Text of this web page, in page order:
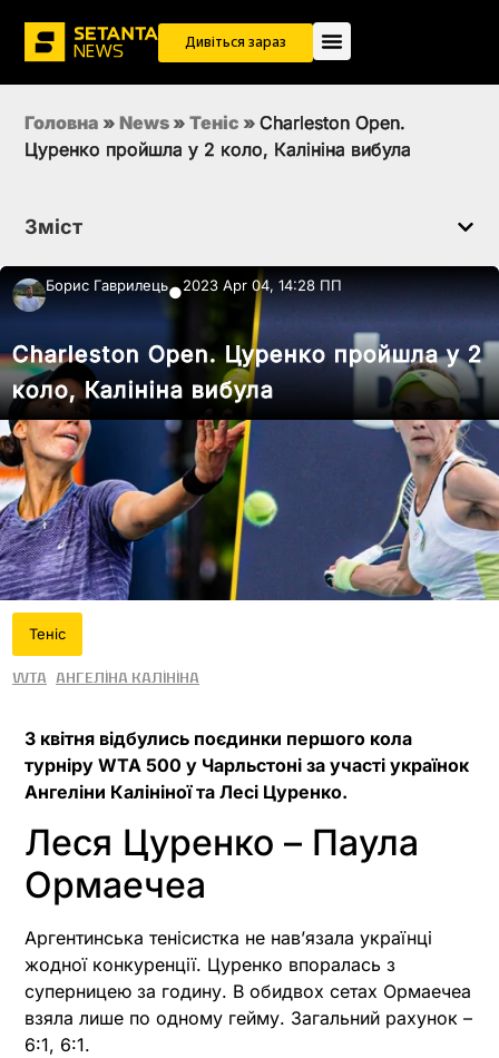
Дивіться зараз
Головна » News » Теніс » Charleston Open.
Цуренко пройшла у 2 коло, Калініна вибула
Зміст
Борис Гаврилець●2023 Apr 04, 14:28 ПП
Charleston Open. Цуренко пройшла у 2
коло, Калініна вибула
Теніс
WTA Ангеліна Калініна
3 квітня відбулись поєдинки першого кола
турніру WTA 500 у Чарльстоні за участі українок
Ангеліни Калініної та Лесі Цуренко.
Леся Цуренко – Паула
Ормаечеа
Аргентинська тенісистка не нав’язала українці
жодної конкуренції. Цуренко впоралась з
суперницею за годину. В обидвох сетах Ормаечеа
взяла лише по одному гейму. Загальний рахунок –
6:1, 6:1.